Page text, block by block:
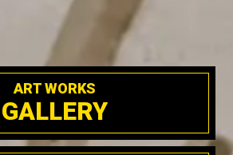
ART WORKS
GALLERY